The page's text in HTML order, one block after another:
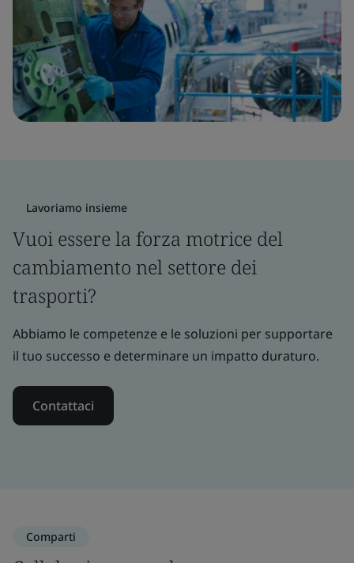
Lavoriamo insieme
Vuoi essere la forza motrice del
cambiamento nel settore dei
trasporti?
Abbiamo le competenze e le soluzioni per supportare
il tuo successo e determinare un impatto duraturo.
Contattaci
Comparti